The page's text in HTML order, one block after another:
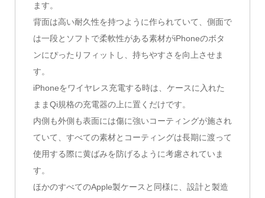
ます。
背面は高い耐久性を持つように作られていて、側面で
は一段とソフトで柔軟性がある素材がiPhoneのボタ
ンにぴったりフィットし、持ちやすさを向上させま
す。
iPhoneをワイヤレス充電する時は、ケースに入れた
ままQi規格の充電器の上に置くだけです。
内側も外側も表面には傷に強いコーティングが施され
ていて、すべての素材とコーティングは長期に渡って
使用する際に黄ばみを防げるように考慮されていま
す。
ほかのすべてのApple製ケースと同様に、設計と製造